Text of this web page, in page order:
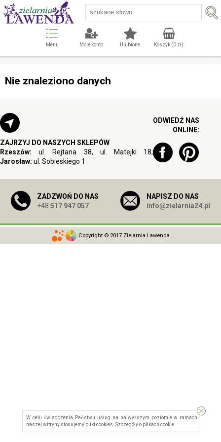
Menu Moje konto Ulubione Koszyk (0zł)
Nie znaleziono danych
ZAJRZYJ DO NASZYCH SKLEPÓW
Rzeszów: ul. Rejtana 38, ul. Matejki 18;
Jarosław: ul. Sobieskiego 1
ODWIEDŹ NAS
ONLINE:
ZADZWOŃ DO NAS
+48 517 947 057
NAPISZ DO NAS
info@zielarnia24.pl
Copyright © 2017 Zielarnia Lawenda
W celu świadczenia Państwu usług na najwyższym poziomie w ramach
naszej witryny stosujemy pliki cookies. Szczegóły o plikach cookie.